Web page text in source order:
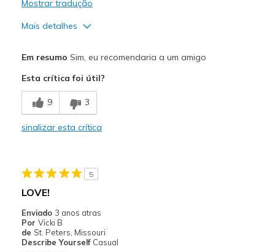
Mostrar tradução
Mais detalhes
Comfortable
Stylish
View On Shoes
I'm Really Into Shoes
Em resumo Sim, eu recomendaria a um amigo
Esta crítica foi útil?
9 3
sinalizar esta crítica
5
LOVE!
Enviado 3 anos atras
Por Vicki B
de St. Peters, Missouri
Describe Yourself Casual